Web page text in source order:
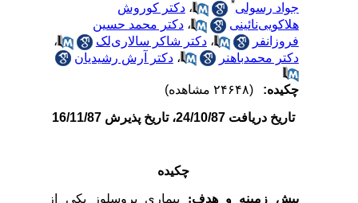
جواد رسولی
،دکتر کوروش
هلاکویی‌نائینی
،دکتر محمد حسین
فروزانفر
،دکتر شاکر سالاری‌لک
،
دکتر محمدباهنر
، دکتر آرش رشیدیان
چکیده:
تاریخ دریافت 24/10/87، تاریخ پذیرش 16/11/87
چکیده
پیش زمینه و هدف: بیماری بروسلوز یکی از